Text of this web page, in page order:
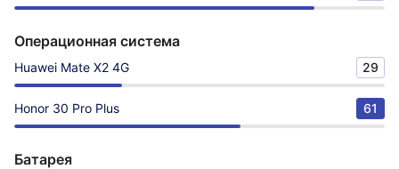
Операционная система
Huawei Mate X2 4G 29
Honor 30 Pro Plus 61
Батарея